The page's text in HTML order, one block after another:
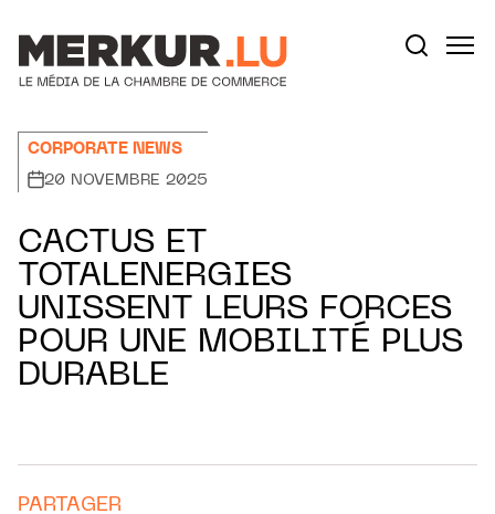
CORPORATE NEWS
20 NOVEMBRE 2025
CACTUS ET
TOTALENERGIES
UNISSENT LEURS FORCES
POUR UNE MOBILITÉ PLUS
DURABLE
PARTAGER